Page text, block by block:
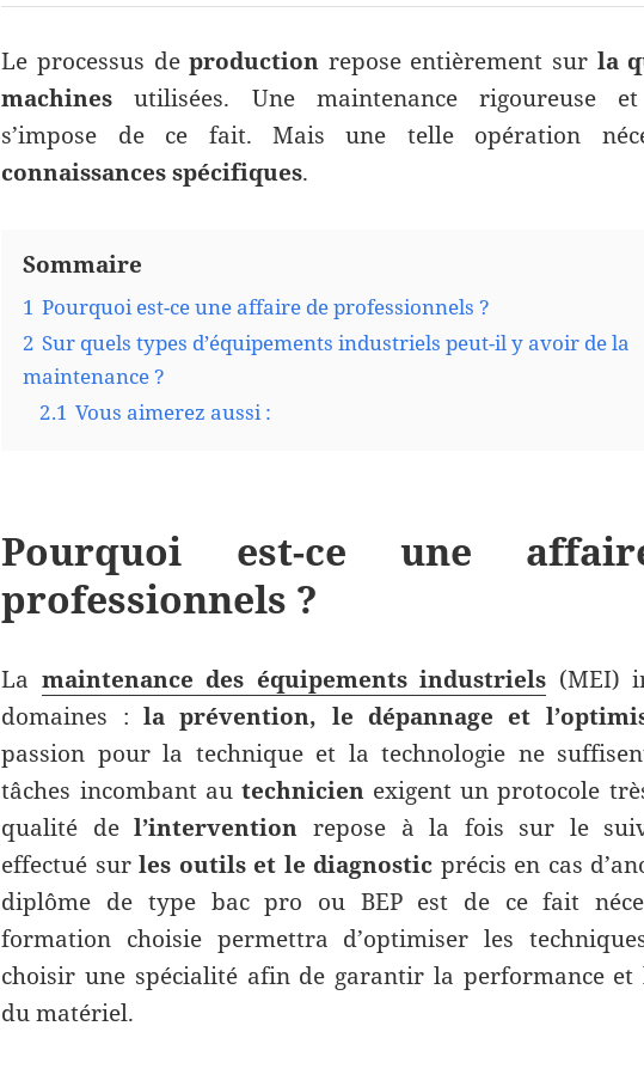
Le processus deproduction repose entièrement sur la
machines utilisées. Une maintenance rigoureuse
s’impose de ce fait. Mais une telle opération
connaissances spécifiques.
Sommaire
1 Pourquoi est-ce une affaire de professionnels ?
2 Sur quels types d’équipements industriels peut-il y avoir de la
maintenance ?
2.1 Vous aimerez aussi :
Pourquoi est-ce une
professionnels ?
La maintenance des équipements industriels (MEI)
domaines :la prévention, le dépannage et
passion pour la technique et la technologie ne
tâches incombant au technicien exigent un protocole
qualité del’intervention repose à la fois sur le
effectué surles outils et le diagnostic précis en cas
diplôme de type bac pro ou BEP est de ce fait
formation choisie permettra d’optimiser les
choisir une spécialité afin de garantir la performance
du matériel.